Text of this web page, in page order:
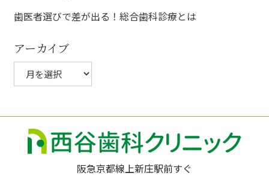
歯医者選びで差が出る！総合歯科診療とは
アーカイブ
ー
阪急京都線上新庄駅前すぐ